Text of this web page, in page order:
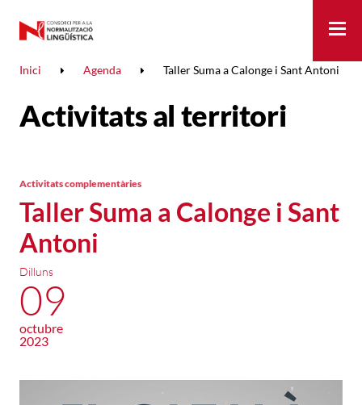
Inici Agenda Taller Suma a Calonge i Sant Antoni
Activitats al territori
Taller Suma a Calonge i Sant
Antoni
Activitats complementàries
Dilluns
09
octubre
2023